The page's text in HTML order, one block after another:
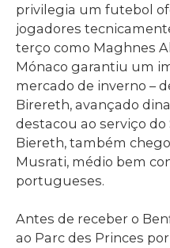
privilegia um futebol
jogadores
terço como Maghnes
Mónaco garantiu um
mercado de inverno –
Birereth, avançado
destacou ao serviço
Biereth, também
Musrati, médio bem
portugueses.
Antes de receber o
ao Parc des Princes